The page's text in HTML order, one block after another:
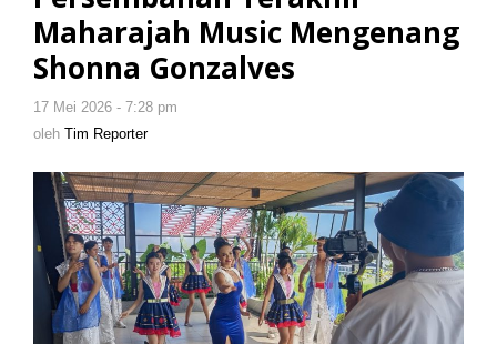
Maharajah
Music
Mengenang
Maharajah Music Mengenang
Shonna Gonzalves
17 Mei 2026 - 7:28 pm
oleh Tim Reporter